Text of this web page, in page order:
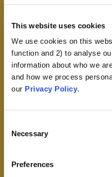
This website uses cookies
We use cookies on this
function and 2) to analyse
information about who we
and how we process
our Privacy Policy.
Selection
Necessary
Preferences
Attitude Root Theme
Salaliittoajattelu Big Pharma
Salaliittoajattelu